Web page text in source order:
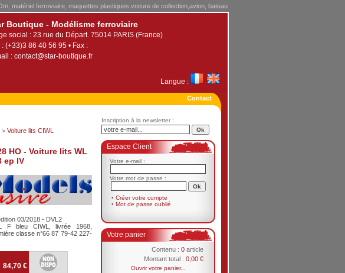
matériel ferroviaire, maquettes plastiques,voiture de collection,avion, bateau
Boutique - Modélisme ferroviaire
social : 23 rue du Départ. 75014 PARIS (France)
: (+33)3 86 40 56 95 • Fax :
: contact@star-boutique.fr
Langue :
Contact
> Voiture lits CIWL
HO - Voiture lits WL
ep IV
03/2018 - DVL2
F bleu CIWL, livrée 1968,
classe n°66 87 79-42 227-
84,70 €
Inscription à la newsletter :
Espace Client
Votre e-mail :
Votre mot de passe :
• Créer votre compte
• Mot de passe oublié
Votre panier
Contenu : 0 article
Montant total : 0,00 €
Ouvrir votre panier...